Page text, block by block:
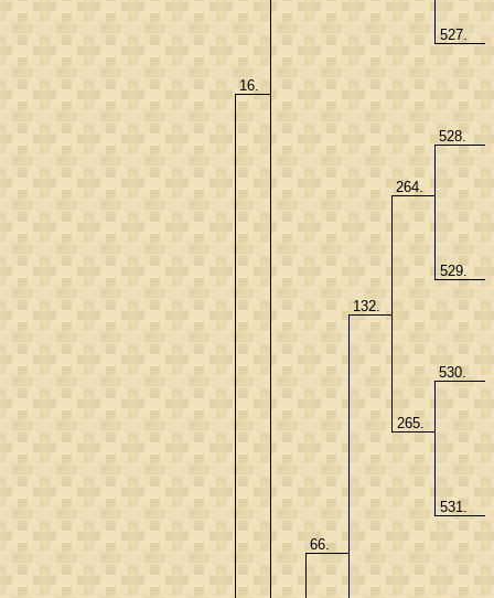
16.
527.
66.
132.
264.
528.
529.
265.
530.
531.